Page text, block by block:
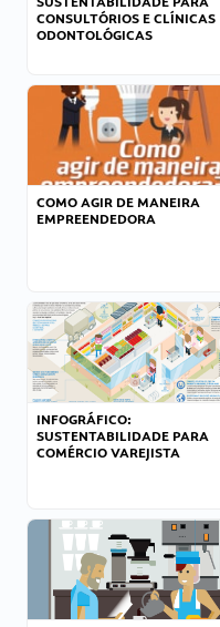
CONSULTÓRIOS E CLÍNICAS
ODONTOLÓGICAS
COMO AGIR DE MANEIRA
EMPREENDEDORA
INFOGRÁFICO:
SUSTENTABILIDADE PARA
COMÉRCIO VAREJISTA